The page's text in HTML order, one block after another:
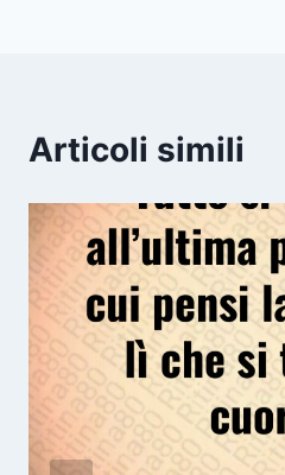
Articoli simili